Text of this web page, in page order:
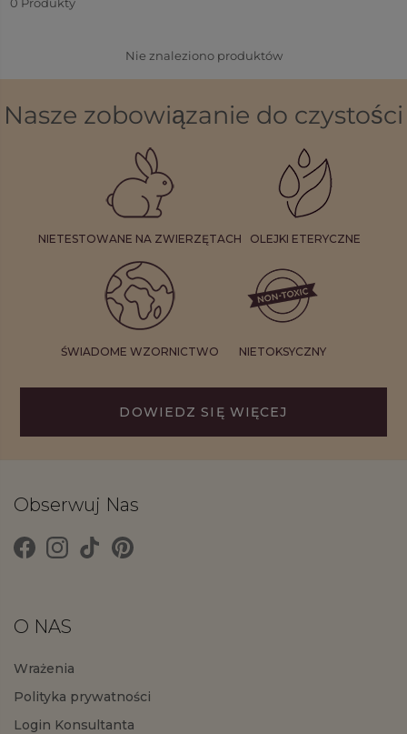
sensorisches Erlebnis. Entdecke noch heute die
Nie znaleziono produktów
Nasze zobowiązanie do czystości
NIETESTOWANE NA ZWIERZĘTACH OLEJKI ETERYCZNE
ŚWIADOME WZORNICTWO NIETOKSYCZNY
DOWIEDZ SIĘ WIĘCEJ
Obserwuj Nas
O NAS
Wrażenia
Polityka prywatności
Login Konsultanta